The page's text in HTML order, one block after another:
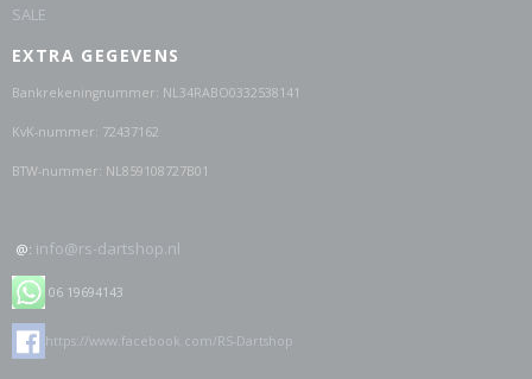
SALE
EXTRA GEGEVENS
Bankrekeningnummer: NL34RABO0332538141
KvK-nummer: 72437162
BTW-nummer: NL859108727B01
@: info@rs-dartshop.nl
06 19694143
https://www.facebook.com/RS-Dartshop